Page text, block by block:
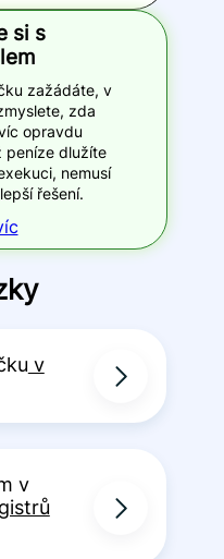
si s
zažádáte, v
zda
opravdu
peníze dlužíte
nemusí
řešení.
v
v